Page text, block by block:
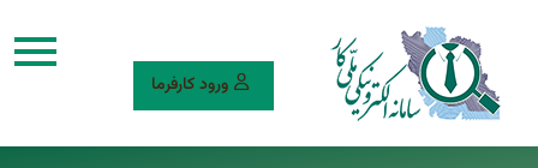
ورود کارفرما